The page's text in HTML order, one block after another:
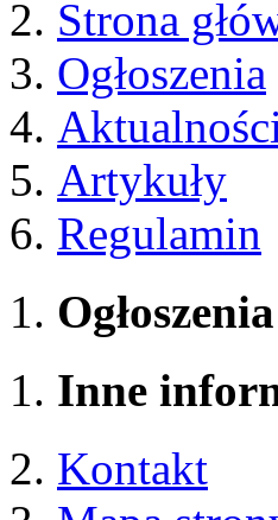
Strona
Ogłoszenia
Aktualności
Artykuły
Regulamin
Ogłoszenia
Inne
Kontakt